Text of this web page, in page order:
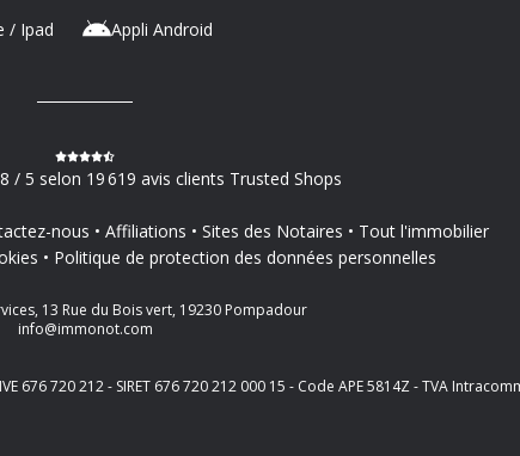
/ Ipad Appli Android
/ 5 selon 19 619 avis clients Trusted Shops
nous Affiliations Sites des Notaires
Tout l'immobilier
Politique de protection des données personnelles
13 Rue du Bois vert, 19230 Pompadour
info@immonot.com
720 212 - SIRET 676 720 212 000 15 - Code APE 5814Z - TVA